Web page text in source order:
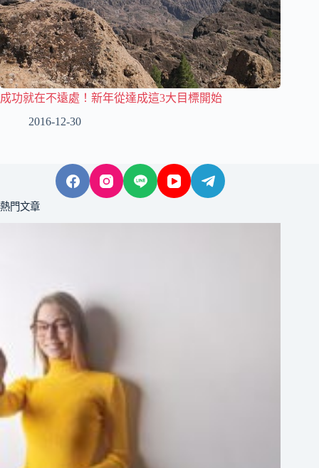
成功就在不遠處！新年從達成這3大目標開始
2016-12-30
熱門文章